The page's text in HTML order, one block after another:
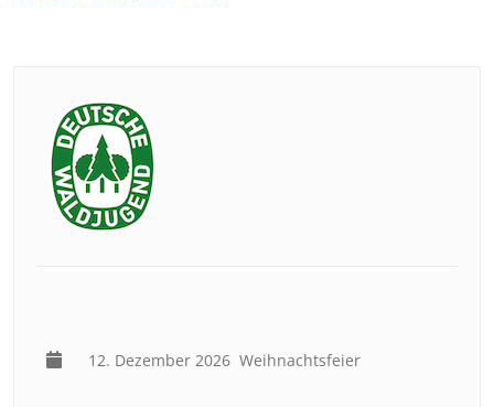
12. Dezember 2026 Weihnachtsfeier